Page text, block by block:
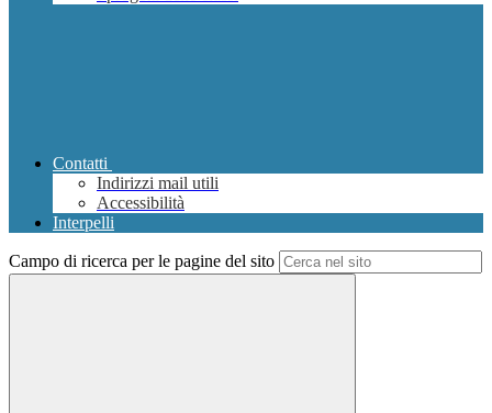
Contatti
Indirizzi mail utili
Accessibilità
Interpelli
Campo di ricerca per le pagine del sito